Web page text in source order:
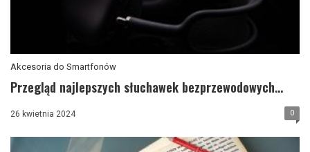
Akcesoria do Smartfonów
Przegląd najlepszych słuchawek bezprzewodowych...
26 kwietnia 2024 0